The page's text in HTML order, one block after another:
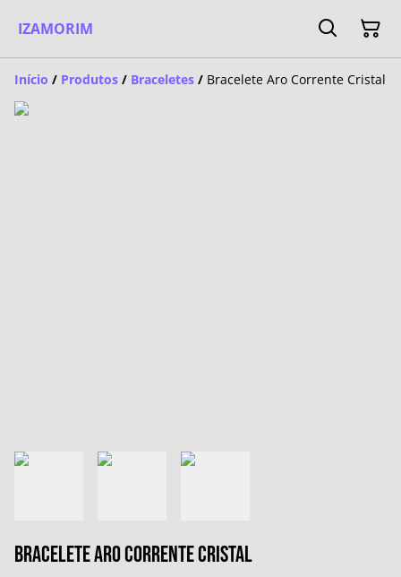
IZAMORIM
Início / Produtos / Braceletes / Bracelete Aro Corrente Cristal
Bracelete Aro Corrente Cristal